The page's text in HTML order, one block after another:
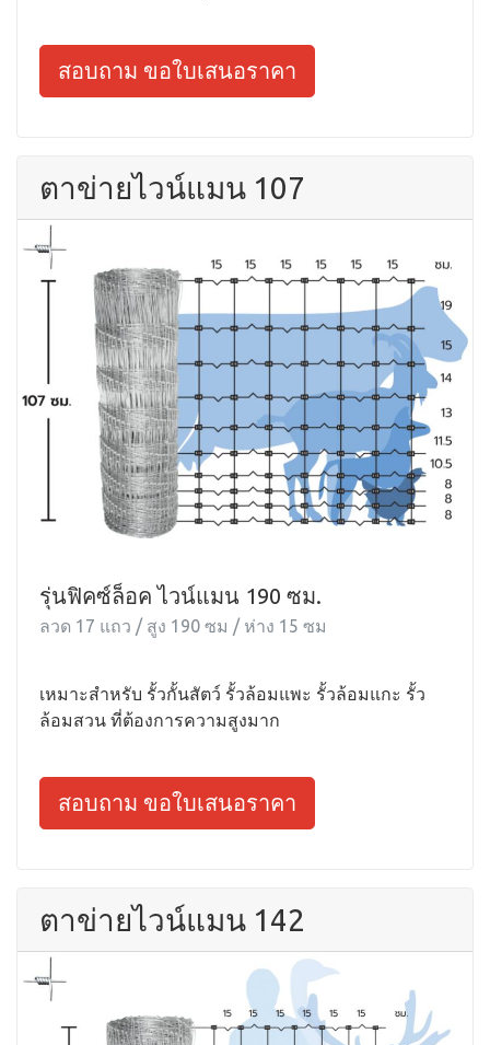
สอบถาม ขอใบเสนอราคา
ตาข่ายไวน์แมน 107
รุ่นฟิคซ์ล็อค ไวน์แมน 190 ซม.
ลวด 17 แถว / สูง 190 ซม / ห่าง 15 ซม
เหมาะสำหรับ รั้วกั้นสัตว์ รั้วล้อมแพะ รั้วล้อมแกะ รั้ว
ล้อมสวน ที่ต้องการความสูงมาก
สอบถาม ขอใบเสนอราคา
ตาข่ายไวน์แมน 142